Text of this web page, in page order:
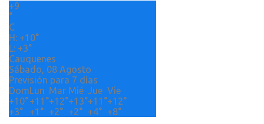
s
+9
°
C
H: +10°
L: +3°
Cauquenes
Sábado, 08 Agosto
Previsión para 7 días
DomLun Mar Mié Jue Vie
+10°+11°+12°+13°+11°+12°
+3° +1° +2° +2° +4° +8°